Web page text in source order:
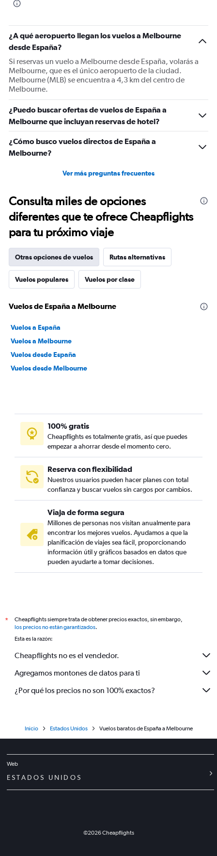
¿A qué aeropuerto llegan los vuelos a Melbourne
desde España?
Si reservas un vuelo a Melbourne desde España, volarás a
Melbourne, que es el único aeropuerto de la ciudad.
Melbourne (MLB) se encuentra a 4,3 km del centro de
Melbourne.
¿Puedo buscar ofertas de vuelos de España a
Melbourne que incluyan reservas de hotel?
¿Cómo busco vuelos directos de España a
Melbourne?
Ver más preguntas frecuentes
Consulta miles de opciones
diferentes que te ofrece Cheapflights
para tu próximo viaje
Otras opciones de vuelos Rutas alternativas
Vuelos populares Vuelos por clase
Vuelos de España a Melbourne
Vuelos a España
Vuelos a Melbourne
Vuelos desde España
Vuelos desde Melbourne
100% gratis
Cheapflights es totalmente gratis, así que puedes
empezar a ahorrar desde el momento cero.
Reserva con flexibilidad
Nuestros usuarios pueden hacer planes con total
confianza y buscar vuelos sin cargos por cambios.
Viaja de forma segura
Millones de personas nos visitan anualmente para
encontrar los mejores vuelos. Ayudamos a que la
planificación de viajes sea fácil, proporcionando
información útil y gráficos basados en datos que
pueden ayudarte a tomar decisiones.
*
Cheapflights siempre trata de obtener precios exactos, sin embargo,
los precios no están garantizados.
Esta es la razón:
Cheapflights no es el vendedor.
Agregamos montones de datos para ti
¿Por qué los precios no son 100% exactos?
Inicio Estados Unidos Vuelos baratos de España a Melbourne
Web
ESTADOS UNIDOS
©2026Cheapflights